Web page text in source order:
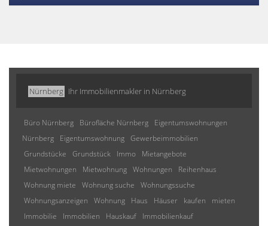
Nürnberg Ihr Immobilienmakler in Nürnberg
Büro Nürnberg Bürofläche Nürnberg
Eigentumswohnungen
Nürnberg
Eigentumswohnung Gewerbeimmobilien
Grundstücke
Grundstück Immo
Mietangebote
Mietwohnungen
Mietwohnung Wohnungen
Reihenhaus
Wohnung miete
Wohnung suche
Wohnungssuche
Wohnungsanzeigen
Wohnung Haus Häuser kaufen
mieten
Immobilie
Immobilien Hauskauf
Immobilienkauf